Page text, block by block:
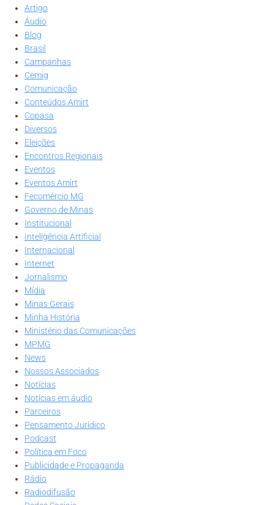
Artigo
Áudio
Blog
Brasil
Campanhas
Cemig
Comunicação
Conteúdos Amirt
Copasa
Diversos
Eleições
Encontros Regionais
Eventos
Eventos Amirt
Fecomércio MG
Governo de Minas
Institucional
Inteligência Artificial
Internacional
Internet
Jornalismo
Mídia
Minas Gerais
Minha História
Ministério das Comunicações
MPMG
News
Nossos Associados
Notícias
Notícias em áudio
Parceiros
Pensamento Jurídico
Podcast
Política em Foco
Publicidade e Propaganda
Rádio
Radiodifusão